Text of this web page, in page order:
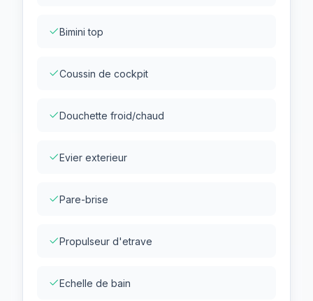
Bimini top
Coussin de cockpit
Douchette froid/chaud
Evier exterieur
Pare-brise
Propulseur d'etrave
Echelle de bain